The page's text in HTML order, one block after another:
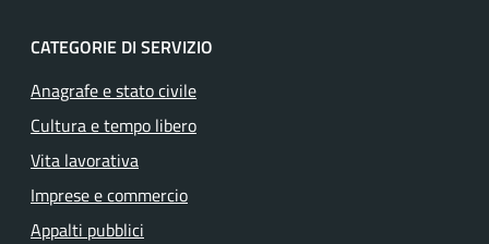
CATEGORIE DI SERVIZIO
Anagrafe e stato civile
Cultura e tempo libero
Vita lavorativa
Imprese e commercio
Appalti pubblici